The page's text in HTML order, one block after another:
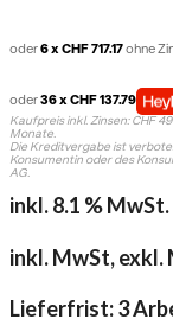
war:
oder6 x CHF 717.17ohne
oder36 x CHF 137.79
Kaufpreis inkl. Zinsen: CHF
Monate.
Die Kreditvergabe ist
Konsumentin oder des
AG.
inkl. 8.1 % MwSt.
inkl. MwSt,
Lieferfrist: 3